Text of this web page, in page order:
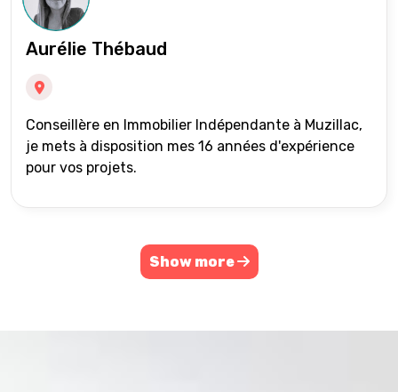
Aurélie Thébaud
Conseillère en Immobilier Indépendante à Muzillac,
je mets à disposition mes 16 années d'expérience
pour vos projets.
Show more